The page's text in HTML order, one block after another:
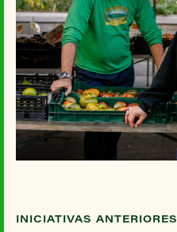
INICIATIVAS ANTERIORES